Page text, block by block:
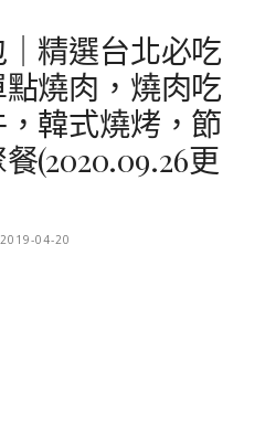
精選台北必吃
燒肉，燒肉吃
韓式燒烤，節
(2020.09.26更
2019-04-20